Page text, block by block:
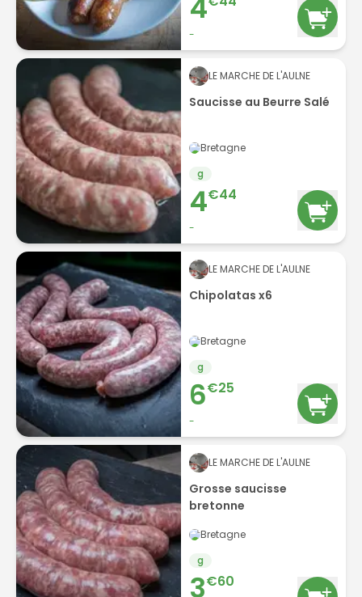
4
-
LE MARCHE DE L'AULNE
Saucisse au Beurre Salé
Bretagne
g
4€44
-
LE MARCHE DE L'AULNE
Chipolatas x6
Bretagne
g
6€25
-
LE MARCHE DE L'AULNE
Grosse saucisse
bretonne
Bretagne
g
3€60